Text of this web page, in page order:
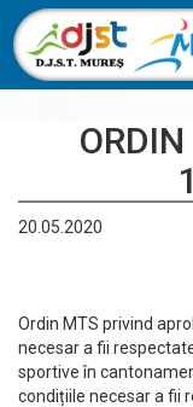
20.05.2020
Ordin MTS privind
necesar a fii
sportive în
condițiile necesar a fii